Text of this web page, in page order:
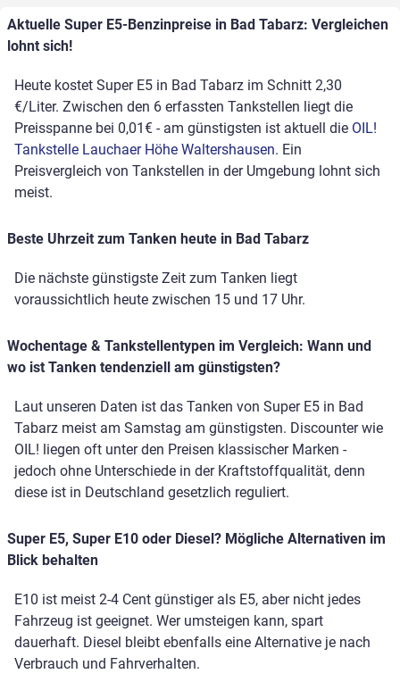
Aktuelle Super E5-Benzinpreise in Bad Tabarz: Vergleichen
lohnt sich!
Heute kostet Super E5 in Bad Tabarz im Schnitt 2,30
€/Liter. Zwischen den 6 erfassten Tankstellen liegt die
Preisspanne bei 0,01€ - am günstigsten ist aktuell die OIL!
Tankstelle Lauchaer Höhe Waltershausen. Ein
Preisvergleich von Tankstellen in der Umgebung lohnt sich
meist.
Beste Uhrzeit zum Tanken heute in Bad Tabarz
Die nächste günstigste Zeit zum Tanken liegt
voraussichtlich heute zwischen 15 und 17 Uhr.
Wochentage & Tankstellentypen im Vergleich: Wann und
wo ist Tanken tendenziell am günstigsten?
Laut unseren Daten ist das Tanken von Super E5 in Bad
Tabarz meist am Samstag am günstigsten. Discounter wie
OIL! liegen oft unter den Preisen klassischer Marken -
jedoch ohne Unterschiede in der Kraftstoffqualität, denn
diese ist in Deutschland gesetzlich reguliert.
Super E5, Super E10 oder Diesel? Mögliche Alternativen im
Blick behalten
E10 ist meist 2-4 Cent günstiger als E5, aber nicht jedes
Fahrzeug ist geeignet. Wer umsteigen kann, spart
dauerhaft. Diesel bleibt ebenfalls eine Alternative je nach
Verbrauch und Fahrverhalten.